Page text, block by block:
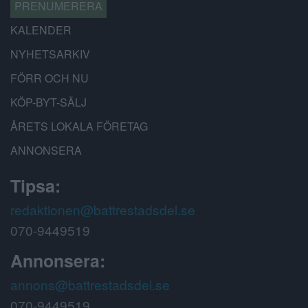
PRENUMERERA
KALENDER
NYHETSARKIV
FÖRR OCH NU
KÖP-BYT-SÄLJ
ÅRETS LOKALA FÖRETAG
ANNONSERA
Tipsa:
redaktionen@battrestadsdel.se
070-9449519
Annonsera:
annons@battrestadsdel.se